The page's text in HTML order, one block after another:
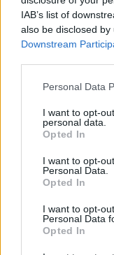
IAB’s list of
also be disclosed
Downstream
Please note that
not limited to your
grant or deny
use your data for
consent section.
Personal Data
I want to opt-
personal data.
Opted In
I want to opt-
Personal Data.
Opted In
I want to opt-
Personal Data
Opted In
μεταφέρθηκε σε
κατευθυνόταν
Τραβώντας ένα
να κάνουν το
κατευθυνόμενο